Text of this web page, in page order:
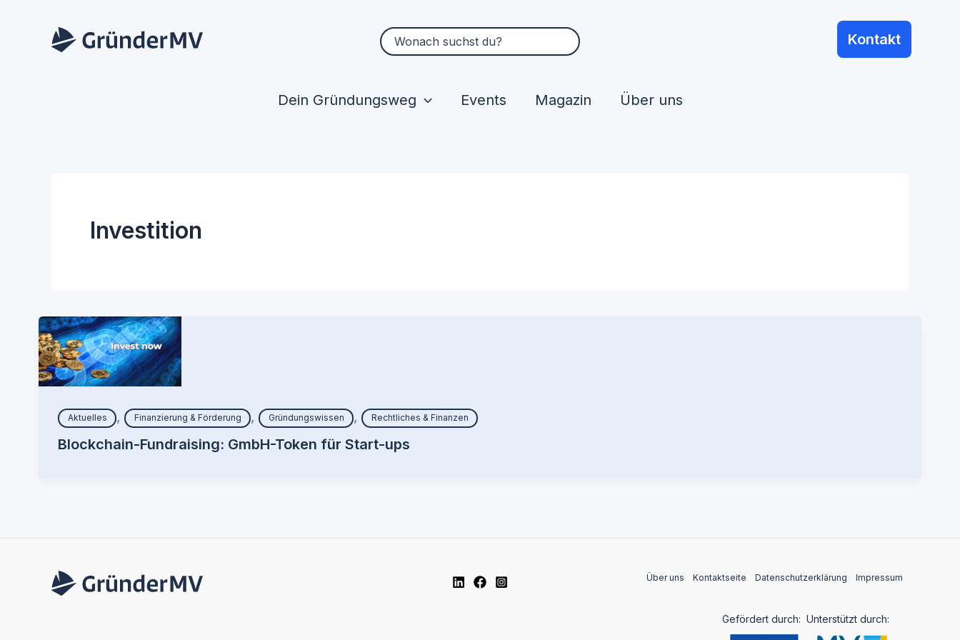
Suchen
nach:
Dein Gründungsweg Events Magazin Über uns
Kontakt
Investition
Aktuelles , Finanzierung & Förderung , Gründungswissen , Rechtliches & Finanzen
Blockchain-Fundraising: GmbH-Token für Start-ups
Über uns Kontaktseite Datenschutzerklärung Impressum
Gefördert durch: Unterstützt durch: